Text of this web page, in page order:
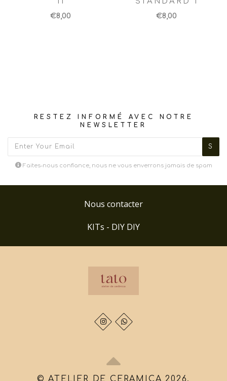
€8,00
€8,00
RESTEZ INFORMÉ AVEC NOTRE
NEWSLETTER
Faites-nous confiance, nous ne vous enverrons jamais de spam
Nous contacter
KITs - DIY DIY
© ATELIER DE CERAMICA 2026.